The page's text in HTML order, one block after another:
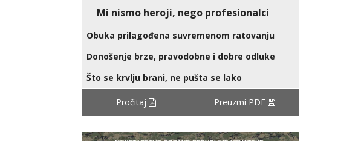
Mi nismo heroji, nego profesionalci
Obuka prilagođena suvremenom ratovanju
Donošenje brze, pravodobne i dobre odluke
Što se krvlju brani, ne pušta se lako
Pročitaj Preuzmi PDF